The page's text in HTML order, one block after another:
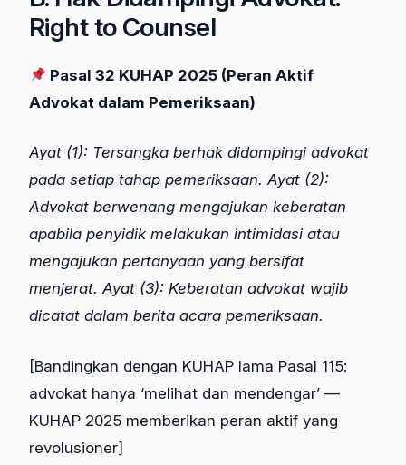
Right to Counsel
Pasal 32 KUHAP 2025 (Peran Aktif
Advokat dalam Pemeriksaan)
Ayat (1): Tersangka berhak didampingi advokat
pada setiap tahap pemeriksaan. Ayat (2):
Advokat berwenang mengajukan keberatan
apabila penyidik melakukan intimidasi atau
mengajukan pertanyaan yang bersifat
menjerat. Ayat (3): Keberatan advokat wajib
dicatat dalam berita acara pemeriksaan.
[Bandingkan dengan KUHAP lama Pasal 115:
advokat hanya ‘melihat dan mendengar’ —
KUHAP 2025 memberikan peran aktif yang
revolusioner]